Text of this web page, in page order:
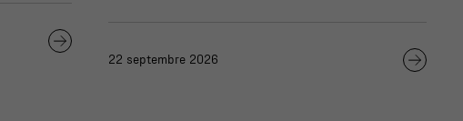
22 septembre 2026